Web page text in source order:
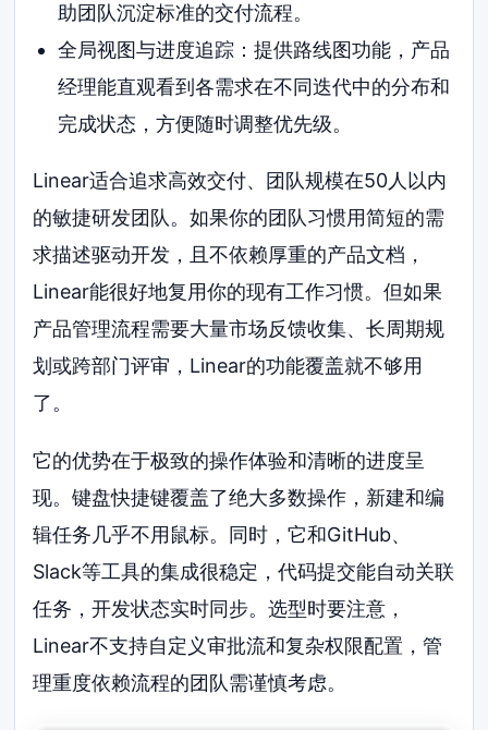
助团队沉淀标准的交付流程。
全局视图与进度追踪：提供路线图功能，产品
经理能直观看到各需求在不同迭代中的分布和
完成状态，方便随时调整优先级。
Linear适合追求高效交付、团队规模在50人以内
的敏捷研发团队。如果你的团队习惯用简短的需
求描述驱动开发，且不依赖厚重的产品文档，
Linear能很好地复用你的现有工作习惯。但如果
产品管理流程需要大量市场反馈收集、长周期规
划或跨部门评审，Linear的功能覆盖就不够用
了。
它的优势在于极致的操作体验和清晰的进度呈
现。键盘快捷键覆盖了绝大多数操作，新建和编
辑任务几乎不用鼠标。同时，它和GitHub、
Slack等工具的集成很稳定，代码提交能自动关联
任务，开发状态实时同步。选型时要注意，
Linear不支持自定义审批流和复杂权限配置，管
理重度依赖流程的团队需谨慎考虑。